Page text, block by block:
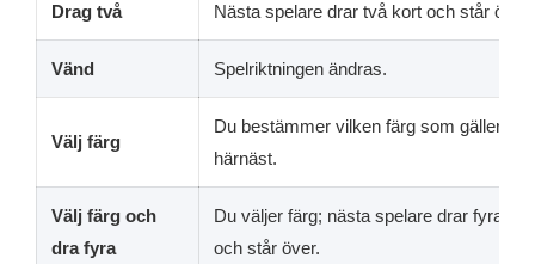
Drag två Nästa spelare drar två kort och står över.
Vänd Spelriktningen ändras.
Välj färg
Du bestämmer vilken färg som gäller
härnäst.
Välj färg och
dra fyra
Du väljer färg; nästa spelare drar fyra
och står över.